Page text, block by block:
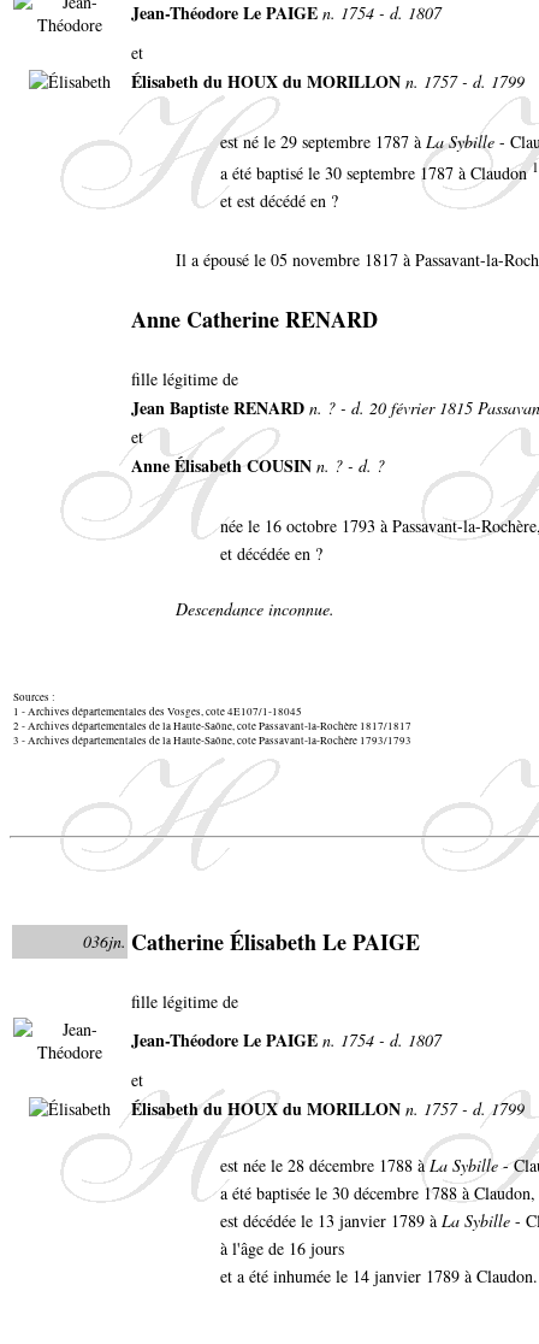
Jean-Théodore Le PAIGE n. 1754 - d. 1807
et
Élisabeth du HOUX du MORILLON n. 1757 - d. 1799
est né le 29 septembre 1787 à La Sybille -
a été baptisé le 30 septembre 1787 à Claudon1
et est décédé en ?
Il a épousé le 05 novembre 1817 à Passavant-la-
Anne Catherine RENARD
fille légitime de
Jean Baptiste RENARD n. ? - d. 20 février 1815
et
Anne Élisabeth COUSIN n. ? - d. ?
née le 16 octobre 1793 à Passavant-la-
et décédée en ?
Descendance inconnue.
Sources :
1 - Archives départementales des Vosges, cote 4E107/1-18045
2 - Archives départementales de la Haute-Saône, cote Passavant-la-Rochère 1817/1817
3 - Archives départementales de la Haute-Saône, cote Passavant-la-Rochère 1793/1793
036jn. Catherine Élisabeth Le PAIGE
fille légitime de
Jean-Théodore Le PAIGE n. 1754 - d. 1807
et
Élisabeth du HOUX du MORILLON n. 1757 - d. 1799
est née le 28 décembre 1788 àLa Sybille-
a été baptisée le 30 décembre 1788 à Claudon,
est décédée le 13 janvier 1789 à La Sybille -
à l'âge de 16 jours
et a été inhumée le 14 janvier 1789 à Claudon.